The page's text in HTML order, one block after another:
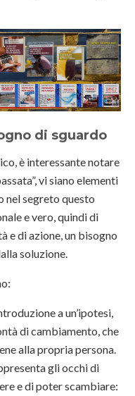
di sguardo
è interessante notare
vi siano elementi
nel segreto questo
e vero, quindi di
e di azione, un bisogno
soluzione.
a un’ipotesi,
di cambiamento, che
alla propria persona.
gli occhi di
e di poter scambiare: